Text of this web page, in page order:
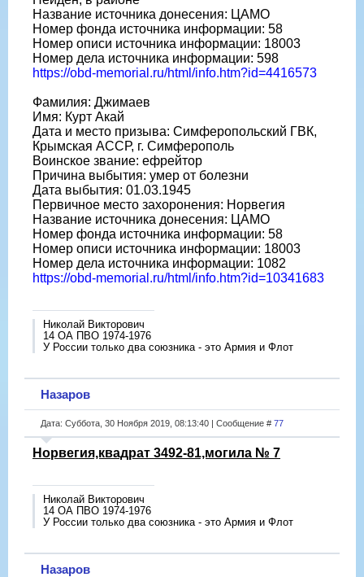
Название источника донесения: ЦАМО
Номер фонда источника информации: 58
Номер описи источника информации: 18003
Номер дела источника информации: 598
https://obd-memorial.ru/html/info.htm?id=4416573
Фамилия: Джимаев
Имя: Курт Акай
Дата и место призыва: Симферопольский ГВК,
Крымская АССР, г. Симферополь
Воинское звание: ефрейтор
Причина выбытия: умер от болезни
Дата выбытия: 01.03.1945
Первичное место захоронения: Норвегия
Название источника донесения: ЦАМО
Номер фонда источника информации: 58
Номер описи источника информации: 18003
Номер дела источника информации: 1082
https://obd-memorial.ru/html/info.htm?id=10341683
Николай Викторович
14 ОА ПВО 1974-1976
У России только два союзника - это Армия и Флот
Назаров
Дата: Суббота, 30 Ноября 2019, 08:13:40 | Сообщение # 77
Норвегия,квадрат 3492-81,могила № 7
Николай Викторович
14 ОА ПВО 1974-1976
У России только два союзника - это Армия и Флот
Назаров